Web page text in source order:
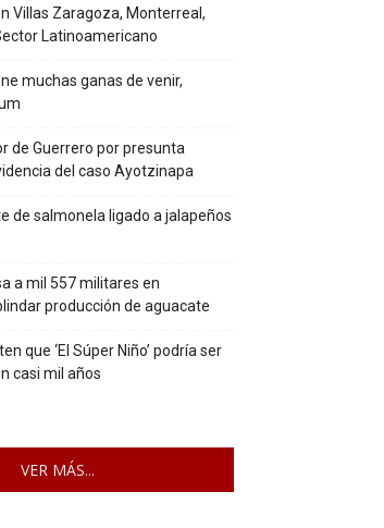
Villas Zaragoza, Monterreal,
Latinoamericano
muchas ganas de venir,
de Guerrero por presunta
del caso Ayotzinapa
de salmonela ligado a jalapeños
a mil 557 militares en
producción de aguacate
que ‘El Súper Niño’ podría ser
casi mil años
VER MÁS...